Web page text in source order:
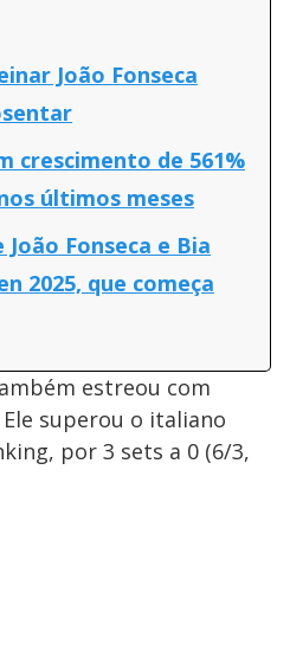
João Fonseca
crescimento de 561%
últimos meses
Fonseca e Bia
2025, que começa
estreou com
superou o italiano
por 3 sets a 0 (6/3,